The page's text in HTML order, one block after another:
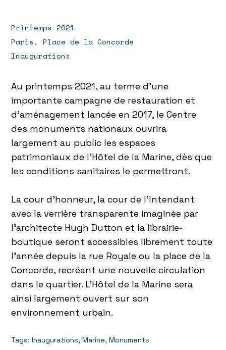
Printemps 2021
Paris, Place de la Concorde
Inaugurations
Au printemps 2021, au terme d’une
importante campagne de restauration et
d’aménagement lancée en 2017, le Centre
des monuments nationaux ouvrira
largement au public les espaces
patrimoniaux de l’Hôtel de la Marine, dès que
les conditions sanitaires le permettront.
La cour d’honneur, la cour de l’Intendant
avec la verrière transparente imaginée par
l’architecte Hugh Dutton et la librairie-
boutique seront accessibles librement toute
l’année depuis la rue Royale ou la place de la
Concorde, recréant une nouvelle circulation
dans le quartier. L’Hôtel de la Marine sera
ainsi largement ouvert sur son
environnement urbain.
Tags:Inaugurations, Marine, Monuments